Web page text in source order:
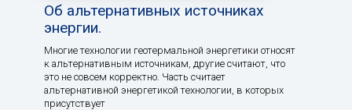
Об альтернативных источниках
энергии.
Многие технологии геотермальной энергетики относят
к альтернативным источникам, другие считают, что
это не совсем корректно. Часть считает
альтернативной энергетикой технологии, в которых
присутствует